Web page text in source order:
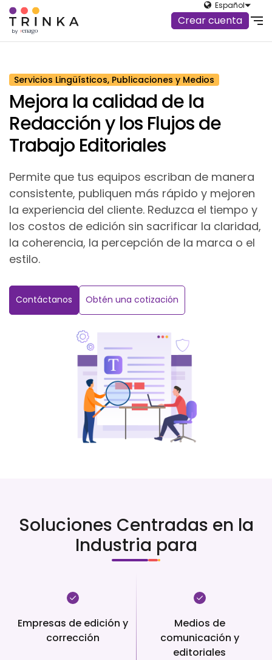
Crear cuenta
Español
Servicios Lingüísticos, Publicaciones y Medios
Mejora la calidad de la
Redacción y los Flujos de
Trabajo Editoriales
Permite que tus equipos escriban de manera
consistente, publiquen más rápido y mejoren
la experiencia del cliente. Reduzca el tiempo y
los costos de edición sin sacrificar la claridad,
la coherencia, la percepción de la marca o el
estilo.
Contáctanos Obtén una cotización
Soluciones Centradas en la
Industria para
Empresas de edición y
corrección
Medios de
comunicación y
editoriales